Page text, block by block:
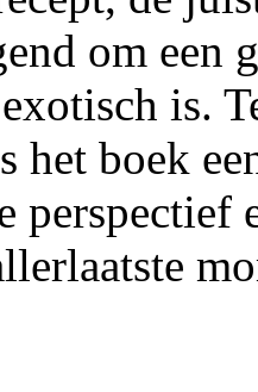
om een
is.
het boek
perspectief